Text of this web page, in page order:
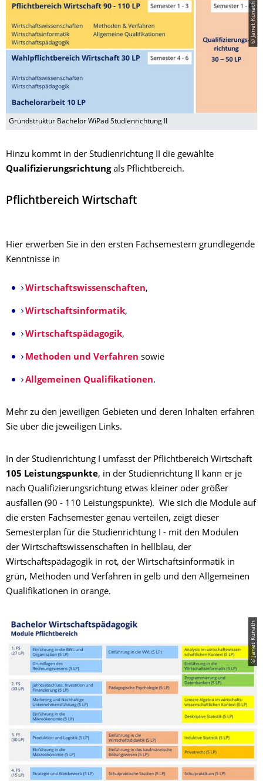
© Janet Kunath
Grundstruktur Bachelor WiPäd Studienrichtung II
Hinzu kommt in der Studienrichtung II die gewählte
Qualifizierungsrichtungals Pflichtbereich.
Pflichtbereich Wirtschaft
Hier erwerben Sie in den ersten Fachsemestern grundlegende
Kenntnisse in
Wirtschaftswissenschaften,
Wirtschaftsinformatik,
Wirtschaftspädagogik,
Methoden und Verfahren sowie
Allgemeinen Qualifikationen.
Mehr zu den jeweiligen Gebieten und deren Inhalten erfahren
Sie über die jeweiligen Links.
In der Studienrichtung I umfasst der Pflichtbereich Wirtschaft
105 Leistungspunkte, in der Studienrichtung II kann er je
nach Qualifizierungsrichtung etwas kleiner oder größer
ausfallen (90 - 110 Leistungspunkte). Wie sich die Module auf
die ersten Fachsemester genau verteilen, zeigt dieser
Semesterplan für die Studienrichtung I - mit den Modulen
der Wirtschaftswissenschaften in hellblau, der
Wirtschaftspädagogik in rot, der Wirtschaftsinformatik in
grün, Methoden und Verfahren in gelb und den Allgemeinen
Qualifikationen in orange.
© Janet Kunath